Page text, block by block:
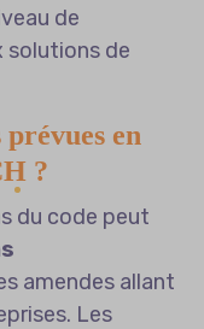
de
solutions de
en
?
du code peut
amendes allant
Les